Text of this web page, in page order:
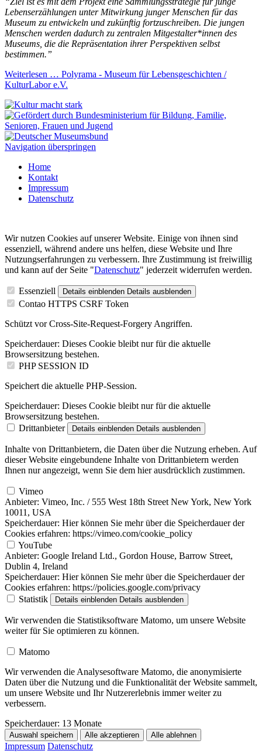
Lebenserzählungen unter Mitwirkung junger Menschen für das
Museum zu entwickeln und zukünftig fortzuschreiben. Die jungen
Menschen werden dadurch zu zentralen Mitgestalter*innen des
Museums, die die Repräsentation ihrer Perspektiven selbst
bestimmen.”
Weiterlesen … Polyrama - Museum für Lebensgeschichten /
KulturLabor e.V.
Navigation überspringen
Home
Kontakt
Impressum
Datenschutz
Wir nutzen Cookies auf unserer Website. Einige von ihnen sind
essenziell, während andere uns helfen, diese Website und Ihre
Nutzungserfahrungen zu verbessern. Ihre Zustimmung ist freiwillig
und kann auf der Seite "Datenschutz" jederzeit widerrufen werden.
Essenziell Details einblenden Details ausblenden
Contao HTTPS CSRF Token
Schützt vor Cross-Site-Request-Forgery Angriffen.
Speicherdauer: Dieses Cookie bleibt nur für die aktuelle
Browsersitzung bestehen.
PHP SESSION ID
Speichert die aktuelle PHP-Session.
Speicherdauer: Dieses Cookie bleibt nur für die aktuelle
Browsersitzung bestehen.
Drittanbieter
Details einblenden Details ausblenden
Inhalte von Drittanbietern, die Daten über die Nutzung erheben. Auf
dieser Website eingebundene Inhalte von Drittanbietern werden
Ihnen nur angezeigt, wenn Sie dem hier ausdrücklich zustimmen.
Vimeo
Anbieter: Vimeo, Inc. / 555 West 18th Street New York, New York
10011, USA
Speicherdauer: Hier können Sie mehr über die Speicherdauer der
Cookies erfahren: https://vimeo.com/cookie_policy
YouTube
Anbieter: Google Ireland Ltd., Gordon House, Barrow Street,
Dublin 4, Ireland
Speicherdauer: Hier können Sie mehr über die Speicherdauer der
Cookies erfahren: https://policies.google.com/privacy
Statistik
Details einblenden Details ausblenden
Wir verwenden die Statistiksoftware Matomo, um unsere Website
weiter für Sie optimieren zu können.
Matomo
Wir verwenden die Analysesoftware Matomo, die anonymisierte
Daten über die Nutzung und die Funktionalität der Website sammelt,
um unsere Website und Ihr Nutzererlebnis immer weiter zu
verbessern.
Speicherdauer: 13 Monate
Auswahl speichern Alle akzeptieren Alle ablehnen
Impressum Datenschutz